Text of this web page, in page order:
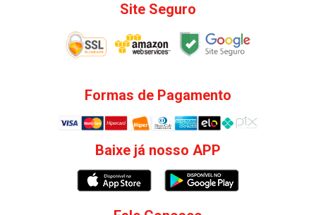
Site Seguro
Formas de Pagamento
Baixe já nosso APP